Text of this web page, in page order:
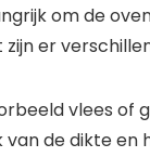
om de
zijn er
vlees of
van de dikte